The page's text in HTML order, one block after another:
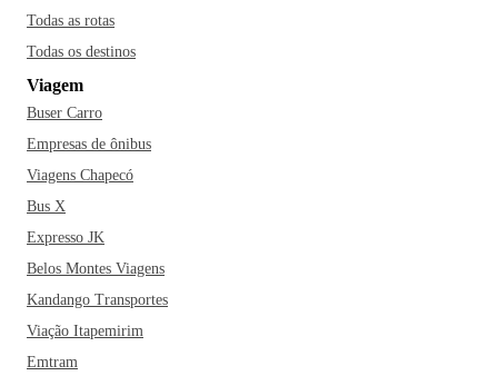
Todas as rotas
Todas os destinos
Viagem
Buser Carro
Empresas de ônibus
Viagens Chapecó
Bus X
Expresso JK
Belos Montes Viagens
Kandango Transportes
Viação Itapemirim
Emtram